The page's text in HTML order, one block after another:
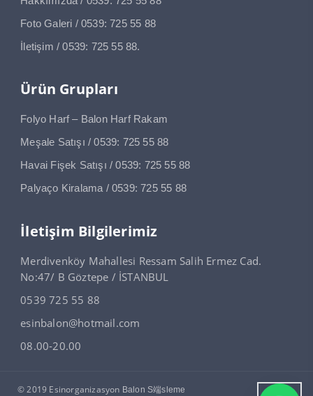
Foto Galeri / 0539: 725 55 88
İletişim / 0539: 725 55 88.
Ürün Grupları
Folyo Harf – Balon Harf Rakam
Meşale Satışı / 0539: 725 55 88
Havai Fişek Satışı / 0539: 725 55 88
Palyaço Kiralama / 0539: 725 55 88
İletişim Bilgilerimiz
Merdivenköy Mahallesi Ressam Salih Ermez Cad.
No:47/ B Göztepe / İSTANBUL
0539 725 55 88
esinbalon@hotmail.com
08.00-20.00
© 2019 Esinorganizasyon Balon S端sleme